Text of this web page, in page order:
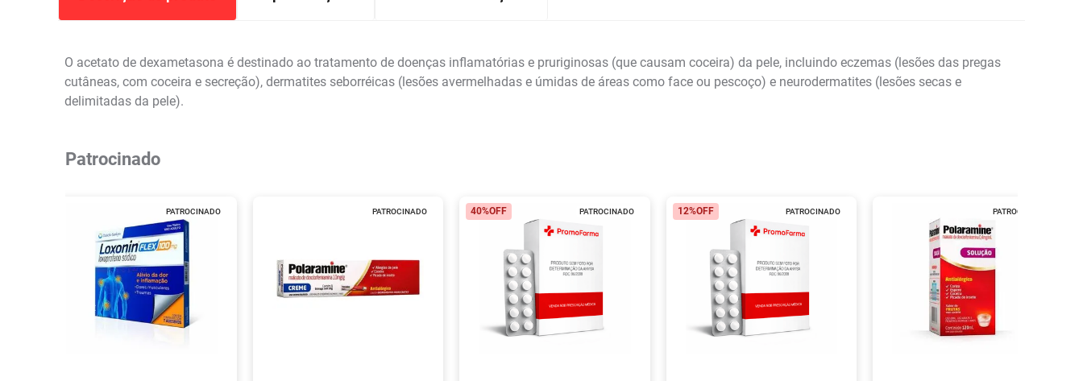
O acetato de dexametasona é destinado ao tratamento de doenças inflamatórias e pruriginosas (que causam coceira) da pele, incluindo eczemas (lesões das pregas
cutâneas, com coceira e secreção), dermatites seborréicas (lesões avermelhadas e úmidas de áreas como face ou pescoço) e neurodermatites (lesões secas e
delimitadas da pele).
Patrocinado
PATROCINADO PATROCINADO PATROCINADO
40%OFF PATROCINADO
12%OFF PATROCINADO